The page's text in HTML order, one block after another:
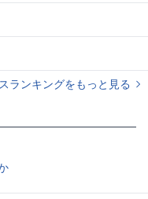
ランキングをもっと見る